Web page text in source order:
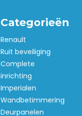
Categorieën
Renault
Ruit beveiliging
Complete
inrichting
Imperialen
Wandbetimmering
Deurpanelen